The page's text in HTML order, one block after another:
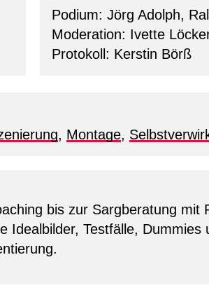
Podium: Jörg Adolph,
Moderation: Ivette
Protokoll: Kerstin Börß
, Montage,
bis zur Sargberatung mit
Testfälle, Dummies